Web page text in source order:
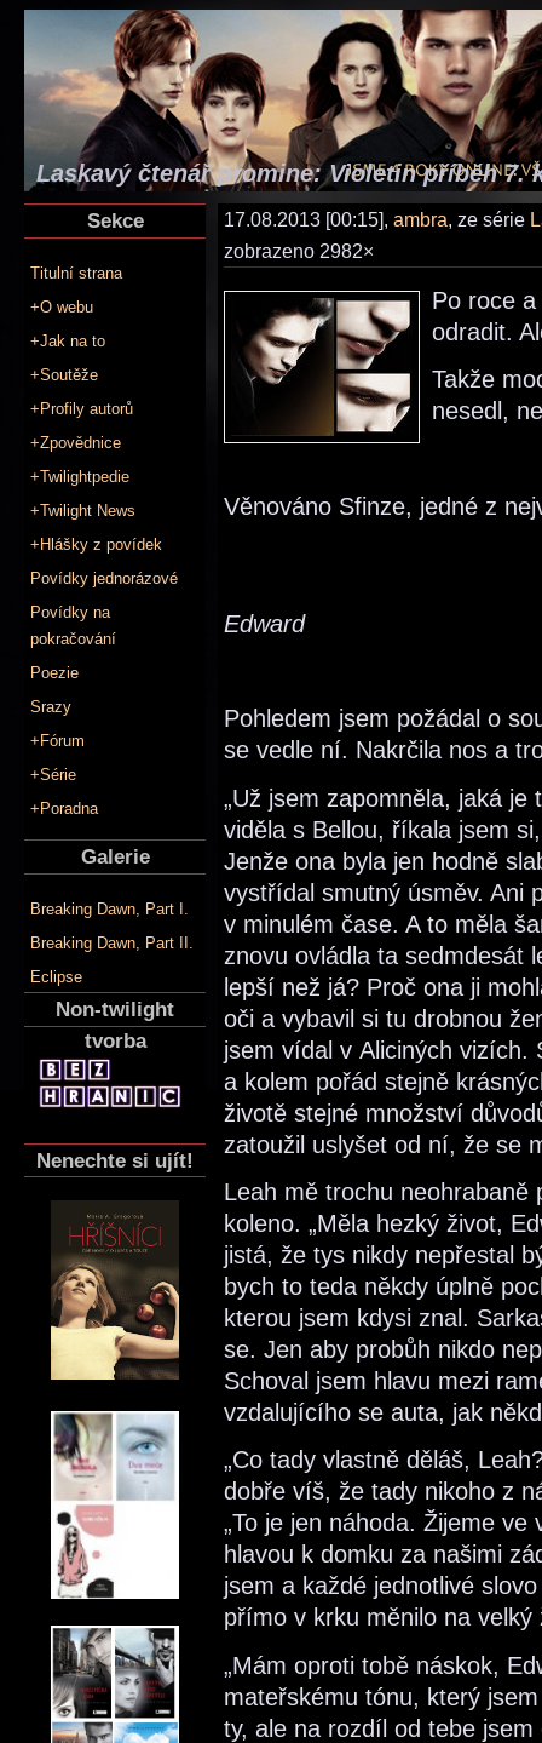
Laskavý čtenář promine: Violetin příběh 7.
Sekce
Titulní strana
+O webu
+Jak na to
+Soutěže
+Profily autorů
+Zpovědnice
+Twilightpedie
+Twilight News
+Hlášky z povídek
Povídky jednorázové
Povídky na
pokračování
Poezie
Srazy
+Fórum
+Série
+Poradna
Galerie
Breaking Dawn, Part I.
Breaking Dawn, Part II.
Eclipse
Non-twilight
tvorba
Nenechte si ujít!
17.08.2013 [00:15], ambra, ze série
zobrazeno 2982×
Po roce
odradit.
Takže
nesedl,
Věnováno Sfinze, jedné z
Edward
Pohledem jsem požádal o
se vedle ní. Nakrčila nos a
„Už jsem zapomněla, jaká
viděla s Bellou, říkala jsem
Jenže ona byla jen hodně
vystřídal smutný úsměv. Ani
v minulém čase. A to měla
znovu ovládla ta sedmdesát
lepší než já? Proč ona ji
oči a vybavil si tu drobnou
jsem vídal v Aliciných
a kolem pořád stejně
životě stejné množství
zatoužil uslyšet od ní, že se
Leah mě trochu
koleno. „Měla hezký život,
jistá, že tys nikdy nepřestal
bych to teda někdy úplně
kterou jsem kdysi znal.
se. Jen aby probůh nikdo
Schoval jsem hlavu mezi
vzdalujícího se auta, jak
„Co tady vlastně děláš,
dobře víš, že tady nikoho z
„To je jen náhoda. Žijeme ve
hlavou k domku za našimi
jsem a každé jednotlivé
přímo v krku měnilo na velký
„Mám oproti tobě náskok,
mateřskému tónu, který
ty, ale na rozdíl od tebe